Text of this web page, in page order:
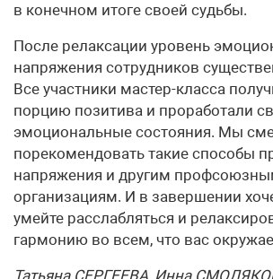
в конечном итоге своей судьбы.
После релаксации уровень
напряжения сотрудников
Все участники мастер-класса
порцию позитива и проработали
эмоциональные состояния. Мы
порекомендовать такие способы
напряжения и другим
организациям. И в завершении
умейте расслабляться и
гармонию во всем, что вас
Татьяна СЕРГЕЕВА, Инна